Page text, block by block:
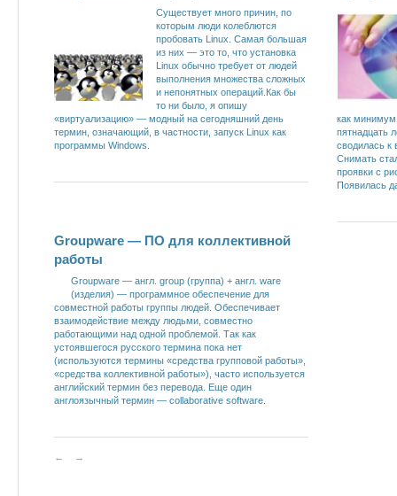
Существует много причин, по
которым люди колеблются
пробовать Linux. Самая большая
из них — это то, что установка
Linux обычно требует от людей
выполнения множества сложных
и непонятных операций.Как бы
то ни было, я опишу
«виртуализацию» — модный на сегодняшний день
термин, означающий, в частности, запуск Linux как
программы Windows.
как
пятнадцать
сводилась к
Снимать
проявки с
Появилась
Groupware — ПО для коллективной
работы
Groupware — англ. group (группа) + англ. ware
(изделия) — программное обеспечение для
совместной работы группы людей. Обеспечивает
взаимодействие между людьми, совместно
работающими над одной проблемой. Так как
устоявшегося русского термина пока нет
(используются термины «средства групповой работы»,
«средства коллективной работы»), часто используется
английский термин без перевода. Еще один
англоязычный термин — collaborative software.
← →